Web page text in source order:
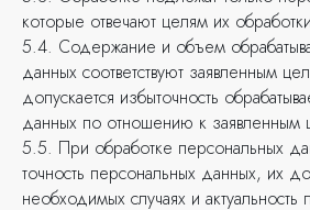
которые отвечают целям их
5.4. Содержание и объем
данных соответствуют заявленным
допускается избыточность
данных по отношению к заявленным
5.5. При обработке персональных
точность персональных данных, их
необходимых случаях и